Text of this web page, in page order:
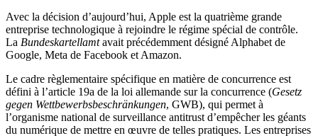
Avec la décision d’aujourd’hui, Apple est la quatrième grande
entreprise technologique à rejoindre le régime spécial de contrôle.
La Bundeskartellamtavait précédemment désigné Alphabet de
Google, Meta de Facebook et Amazon.
Le cadre règlementaire spécifique en matière de concurrence est
défini à l’article 19a de la loi allemande sur la concurrence (Gesetz
gegen Wettbewerbsbeschränkungen, GWB), qui permet à
l’organisme national de surveillance antitrust d’empêcher les géants
du numérique de mettre en œuvre de telles pratiques. Les entreprises